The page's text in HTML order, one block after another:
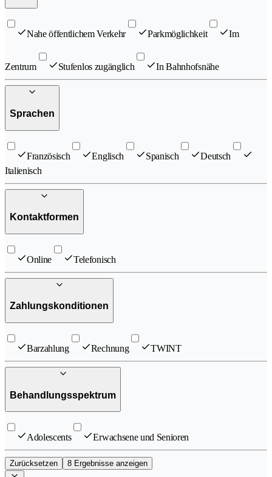
Nahe öffentlichem Verkehr Parkmöglichkeit Im
Zentrum Stufenlos zugänglich In Bahnhofsnähe
Sprachen
Französisch Englisch Spanisch
Deutsch
Italienisch
Kontaktformen
Online Telefonisch
Zahlungskonditionen
Barzahlung Rechnung TWINT
Behandlungsspektrum
Adolescents Erwachsene und Senioren
Zurücksetzen 8 Ergebnisse anzeigen